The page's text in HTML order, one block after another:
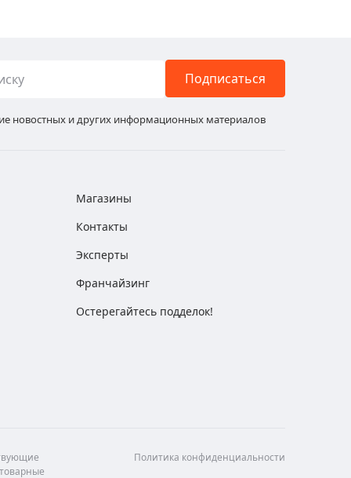
Подписаться
новостных и других информационных материалов
Магазины
Контакты
Эксперты
Франчайзинг
Остерегайтесь подделок!
Политика конфиденциальности